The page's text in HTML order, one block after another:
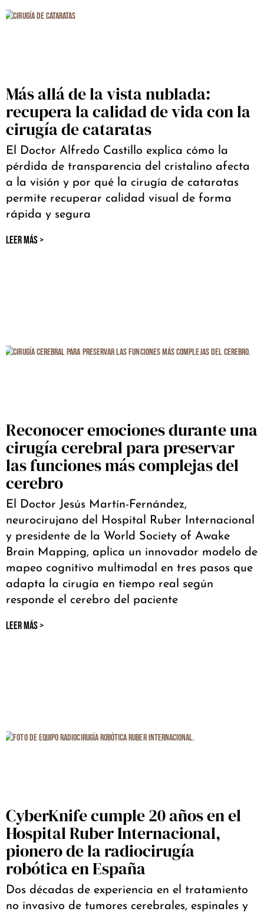
Más allá de la vista nublada:
recupera la calidad de vida con la
cirugía de cataratas
El Doctor Alfredo Castillo explica cómo la
pérdida de transparencia del cristalino afecta
a la visión y por qué la cirugía de cataratas
permite recuperar calidad visual de forma
rápida y segura
LEER MÁS >
Reconocer emociones durante una
cirugía cerebral para preservar
las funciones más complejas del
cerebro
El Doctor Jesús Martín-Fernández,
neurocirujano del Hospital Ruber Internacional
y presidente de la World Society of Awake
Brain Mapping, aplica un innovador modelo de
mapeo cognitivo multimodal en tres pasos que
adapta la cirugía en tiempo real según
responde el cerebro del paciente
LEER MÁS >
CyberKnife cumple 20 años en el
Hospital Ruber Internacional,
pionero de la radiocirugía
robótica en España
Dos décadas de experiencia en el tratamiento
no invasivo de tumores cerebrales, espinales y